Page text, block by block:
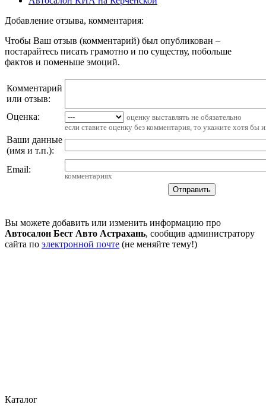
Добавление отзыва, комментария:
Чтобы Ваш отзыв (комментарий) был опубликован –
постарайтесь писать грамотно и по существу, побольше
фактов и поменьше эмоций.
Комментарий
или отзыв:
Оценка:
оценку выставлять не обязательно
если ставите оценку без комментария, то укажите хотя бы
Ваши данные
(имя и т.п.):
Email:
комментариях
Вы можете добавить или изменить информацию про
Автосалон Бест Авто Астрахань, сообщив администратору
сайта по электронной почте (не меняйте тему!)
Каталог